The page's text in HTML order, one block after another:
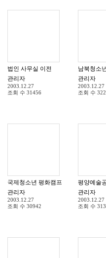
법인 사무실 이전
관리자
2003.12.27
조회 수 31456
관리자
2003.12.27
조회 수
국제청소년 평화캠프 개최 2003.7.15
관리자
2003.12.27
조회 수 30942
관리자
2003.12.27
조회 수